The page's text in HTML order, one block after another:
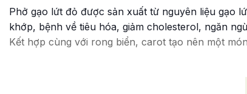
Phở gạo lứt đỏ được sản xuất từ nguyên liệu gạo
khớp, bệnh về tiêu hóa, giảm cholesterol, ngăn
Kết hợp cùng với rong biển, carot tạo nên một